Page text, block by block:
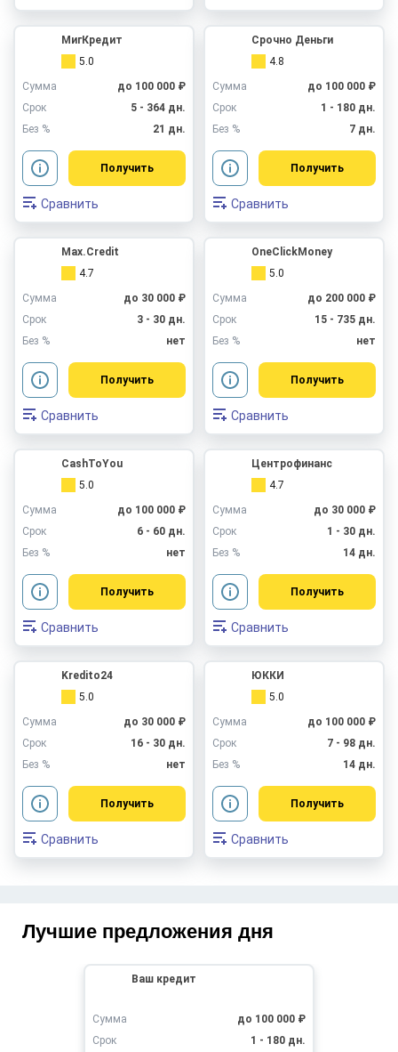
МигКредит
5.0
Сумма
до 100 000 ₽
Срок
5 - 364 дн.
Без %
21 дн.
Получить
Сравнить
Срочно Деньги
4.8
Сумма
до 100 000 ₽
Срок
1 - 180 дн.
Без %
7 дн.
Получить
Сравнить
Max.Credit
4.7
Сумма
до 30 000 ₽
Срок
3 - 30 дн.
Без %
нет
Получить
Сравнить
OneClickMoney
5.0
Сумма
до 200 000 ₽
Срок
15 - 735 дн.
Без %
нет
Получить
Сравнить
CashToYou
5.0
Сумма
до 100 000 ₽
Срок
6 - 60 дн.
Без %
нет
Получить
Сравнить
Центрофинанс
4.7
Сумма
до 30 000 ₽
Срок
1 - 30 дн.
Без %
14 дн.
Получить
Сравнить
Kredito24
5.0
Сумма
до 30 000 ₽
Срок
16 - 30 дн.
Без %
нет
Получить
Сравнить
ЮККИ
5.0
Сумма
до 100 000 ₽
Срок
7 - 98 дн.
Без %
14 дн.
Получить
Сравнить
Лучшие предложения дня
Ваш кредит
Сумма
до 100 000 ₽
Срок
1 - 180 дн.